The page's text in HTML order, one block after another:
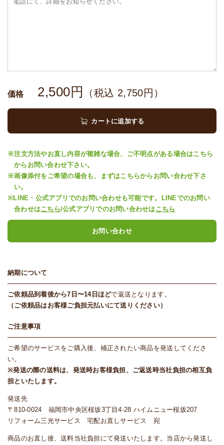
価格 2,500円 （税込 2,750円）
カートに追加する
※注文方法やお直し内容が複雑な場合、ご不明点がある場合はこちら
からお問い合わせ下さい。
※画像添付をご希望の場合も、まずはこちらからお問い合わせ下さ
い。
※LINE・公式アプリでのお問い合わせも可能です。LINEでのお問い
合わせはこちら/公式アプリでのお問い合わせはこちら
お問い合わせ
納期について
ご依頼品到着後から7日〜14日ほどで返送となります。
（ご依頼品はお客様ご負担元払いにて送りください）
ご注意事項
ご希望のサービスをご購入後、補正されたい商品を発送してくださ
い。
※発送の際の送料は、発送時お客様負担、ご返送時当社負担の相互負
担といたします。
発送先
〒810-0024 福岡市中央区桜坂3丁目4-28 ハイムニュー桜坂207
リフォーム三光サービス 宅配お直しサービス 宛
商品のお直し後、送料当社負担にて発送いたします。当店から発送し